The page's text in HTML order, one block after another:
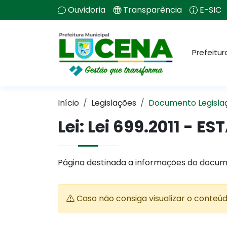
Ouvidoria Transparência E-SIC
Início Legislações Documento
Lei: Lei 699.2011 -
Página destinada a informações do
Caso não consiga visualizar o